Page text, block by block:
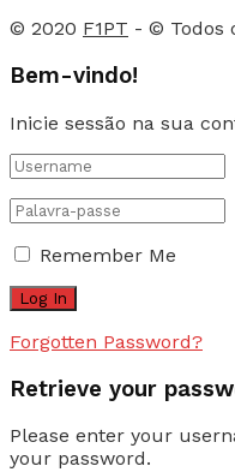
© 2020 F1PT - © Todos
Bem-vindo!
Inicie sessão na sua
Remember Me
Forgotten Password?
Retrieve your
Please enter your
your password.